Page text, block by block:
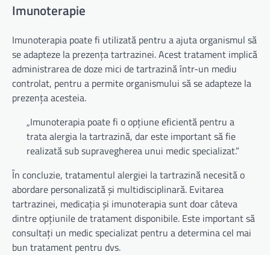
Imunoterapie
Imunoterapia poate fi utilizată pentru a ajuta organismul să
se adapteze la prezența tartrazinei. Acest tratament implică
administrarea de doze mici de tartrazină într-un mediu
controlat, pentru a permite organismului să se adapteze la
prezența acesteia.
„Imunoterapia poate fi o opțiune eficientă pentru a
trata alergia la tartrazină, dar este important să fie
realizată sub supravegherea unui medic specializat.”
În concluzie, tratamentul alergiei la tartrazină necesită o
abordare personalizată și multidisciplinară. Evitarea
tartrazinei, medicația și imunoterapia sunt doar câteva
dintre opțiunile de tratament disponibile. Este important să
consultați un medic specializat pentru a determina cel mai
bun tratament pentru dvs.